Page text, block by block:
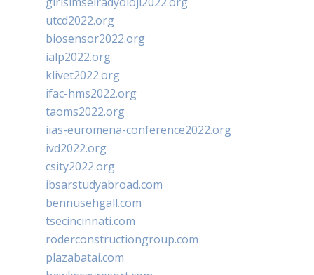
utcd2022.org
biosensor2022.org
ialp2022.org
klivet2022.org
ifac-hms2022.org
taoms2022.org
iias-euromena-conference2022.org
ivd2022.org
csity2022.org
ibsarstudyabroad.com
bennusehgall.com
tsecincinnati.com
roderconstructiongroup.com
plazabatai.com